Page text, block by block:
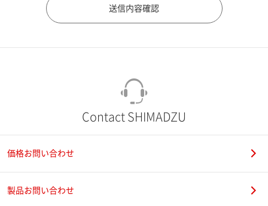
Contact SHIMADZU
価格お問い合わせ
製品お問い合わせ